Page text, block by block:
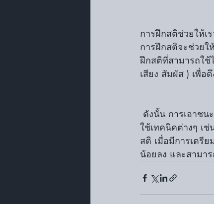
การฝึกสติช่วยให้
การฝึกสติจะช่วยใ
ฝึกสติที่สามารถใช้
เสียง สัมผัส ) เพื่อ
ใช้เทคนิคต่างๆ เ
สติ เมื่อมีการเตรี
น้อยลง และสามา